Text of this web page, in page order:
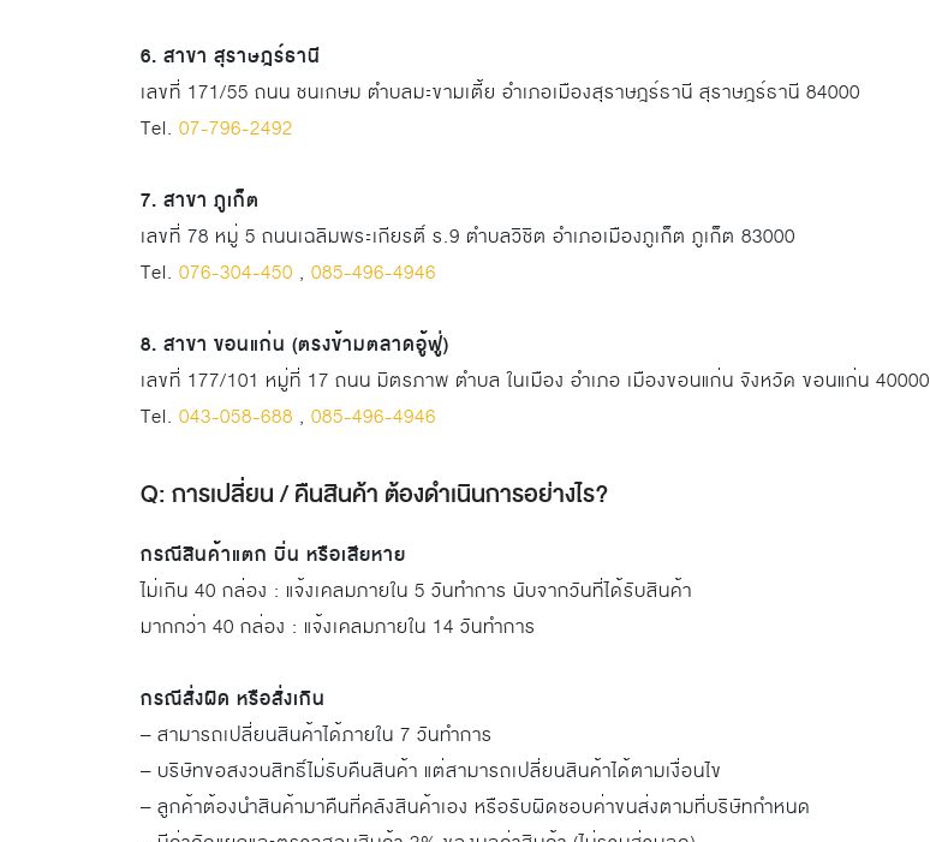
6. สาขา สุราษฎร์ธานี
เลขที่ 171/55 ถนน ชนเกษม ตำบลมะขามเตี้ย อำเภอเมืองสุราษฎร์ธานี สุราษฎร์ธานี 84000
Tel. 07-796-2492
7. สาขา ภูเก็ต
เลขที่ 78 หมู่ 5 ถนนเฉลิมพระเกียรติ์ ร.9 ตำบลวิชิต อำเภอเมืองภูเก็ต ภูเก็ต 83000
Tel. 076-304-450 , 085-496-4946
8. สาขา ขอนแก่น (ตรงข้ามตลาดอู้ฟู่)
เลขที่ 177/101 หมู่ที่ 17 ถนน มิตรภาพ ตำบล ในเมือง อำเภอ เมืองขอนแก่น จังหวัด ขอนแก่น 40000
Tel. 043-058-688 , 085-496-4946
Q: การเปลี่ยน / คืนสินค้า ต้องดำเนินการอย่างไร?
กรณีสินค้าแตก บิ่น หรือเสียหาย
ไม่เกิน 40 กล่อง : แจ้งเคลมภายใน 5 วันทำการ นับจากวันที่ได้รับสินค้า
มากกว่า 40 กล่อง : แจ้งเคลมภายใน 14 วันทำการ
กรณีสั่งผิด หรือสั่งเกิน
– สามารถเปลี่ยนสินค้าได้ภายใน 7 วันทำการ
– บริษัทขอสงวนสิทธิ์ไม่รับคืนสินค้า แต่สามารถเปลี่ยนสินค้าได้ตามเงื่อนไข
– ลูกค้าต้องนำสินค้ามาคืนที่คลังสินค้าเอง หรือรับผิดชอบค่าขนส่งตามที่บริษัทกำหนด